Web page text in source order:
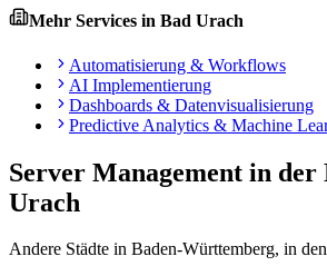
Mehr Services in Bad Urach
Automatisierung & Workflows
AI Implementierung
Dashboards & Datenvisualisierung
Predictive Analytics & Machine
Server Management in der
Urach
Andere Städte in Baden-Württemberg, in